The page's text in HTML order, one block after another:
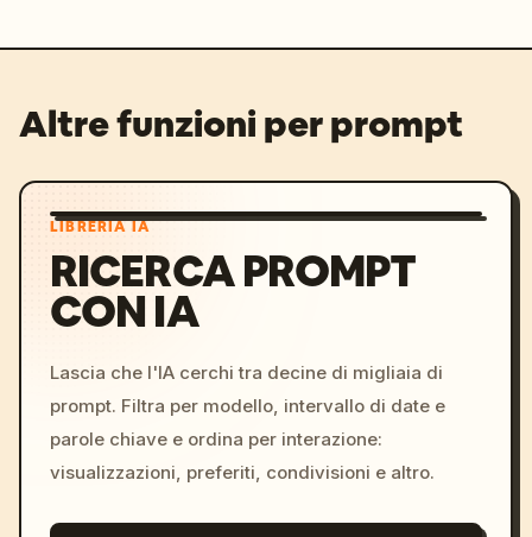
Altre funzioni per prompt
LIBRERIA IA
RICERCA PROMPT
CON IA
Lascia che l'IA cerchi tra decine di migliaia di
prompt. Filtra per modello, intervallo di date e
parole chiave e ordina per interazione:
visualizzazioni, preferiti, condivisioni e altro.